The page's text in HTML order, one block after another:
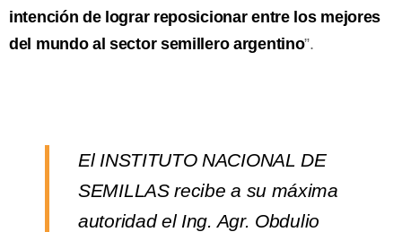
intención de lograr reposicionar entre los mejores
del mundo al sector semillero argentino”.
El INSTITUTO NACIONAL DE
SEMILLAS recibe a su máxima
autoridad el Ing. Agr. Obdulio